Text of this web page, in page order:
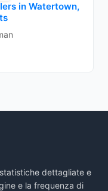
in Watertown,
dettagliate e
e la frequenza di